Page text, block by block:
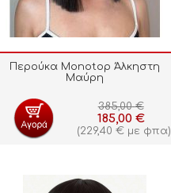
Περούκα Monotop Άλκηστη
Μαύρη
385,00 €
185,00 €
(229,40 € με φπα)